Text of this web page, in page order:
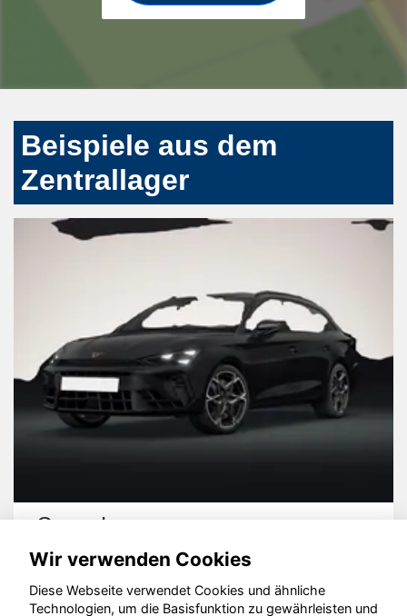
Beispiele aus dem
Zentrallager
Cupra Leon
Wir verwenden Cookies
Diese Webseite verwendet Cookies und ähnliche
Technologien, um die Basisfunktion zu gewährleisten und